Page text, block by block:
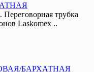
трубка
Laskomex ..